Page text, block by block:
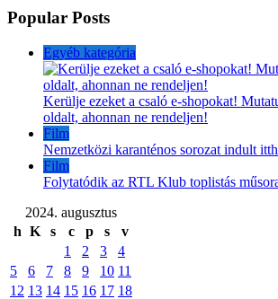
Popular Posts
Egyéb kategória
Kerülje ezeket a csaló e-shopokat!
oldalt, ahonnan ne rendeljen!
Film
Nemzetközi karanténos sorozat indult
Film
Folytatódik az RTL Klub toplistás
2024. augusztus
h K s c p s
v
1
2 3
4
5
6 7 8 9 10 11
12 13 14 15 16 17 18